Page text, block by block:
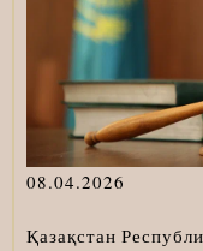
08.04.2026
Қазақстан